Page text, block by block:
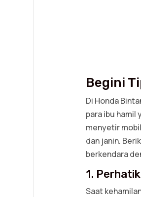
Begini
Di Honda
para ibu hamil
menyetir
dan janin.
berkendara
1.
Saat